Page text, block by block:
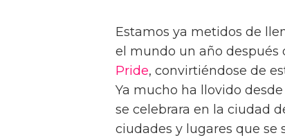
Estamos ya metidos de
el mundo un año después
Pride, convirtiéndose de
Ya mucho ha llovido
se celebrara en la ciudad
ciudades y lugares que se